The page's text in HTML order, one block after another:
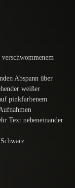
Abspann über
weißer
pinkfarbenem
Text nebeneinander